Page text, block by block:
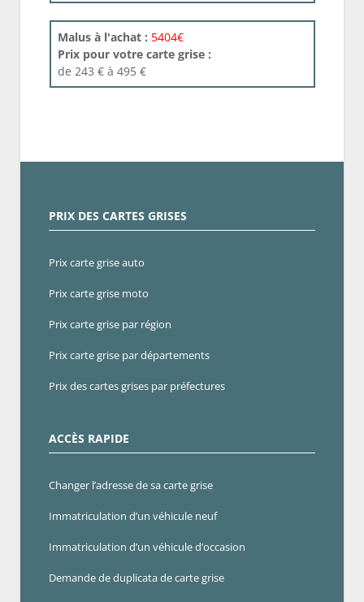
Malus à l'achat : 5404€
Prix pour votre carte grise :
de 243 € à 495 €
PRIX DES CARTES GRISES
Prix carte grise auto
Prix carte grise moto
Prix carte grise par région
Prix carte grise par départements
Prix des cartes grises par préfectures
ACCÈS RAPIDE
Changer l’adresse de sa carte grise
Immatriculation d’un véhicule neuf
Immatriculation d’un véhicule d’occasion
Demande de duplicata de carte grise